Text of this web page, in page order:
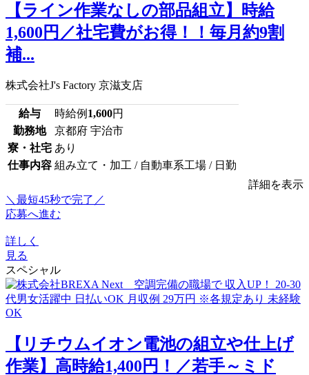
【ライン作業なしの部品組立】時給
1,600円／社宅費がお得！！毎月約9割
補...
株式会社J's Factory 京滋支店
給与 時給例 1,600円
勤務地
京都府 宇治市
寮・社宅 あり
仕事内容 組み立て・加工 / 自動車系工場 / 日勤
詳細を表示
＼最短45秒で完了／
応募へ進む
詳しく
見る
スペシャル
【リチウムイオン電池の組立や仕上げ
作業】高時給1,400円！／若手～ミド